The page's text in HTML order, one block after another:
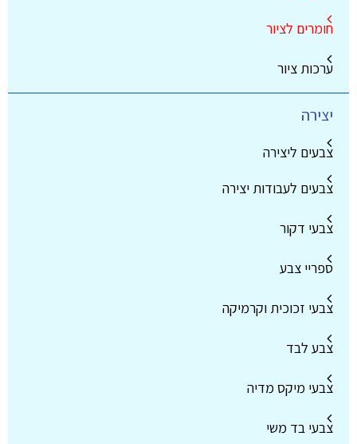
חומרים לציור
ערכות ציור
יצירה
צבעים ליצירה
צבעים לעבודות יצירה
צבעי דקור
ספריי צבע
צבעי זכוכית וקרמיקה
צבע לבד
צבעי מיקס מדיה
צבעי בד משי